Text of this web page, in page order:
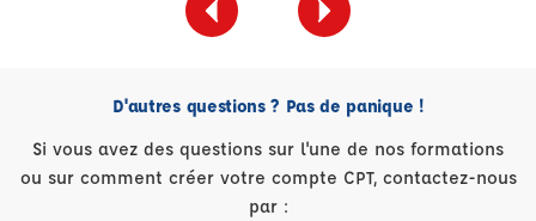
D'autres questions ? Pas de panique !
Si vous avez des questions sur l'une de nos formations
ou sur comment créer votre compte CPT, contactez-nous
par :